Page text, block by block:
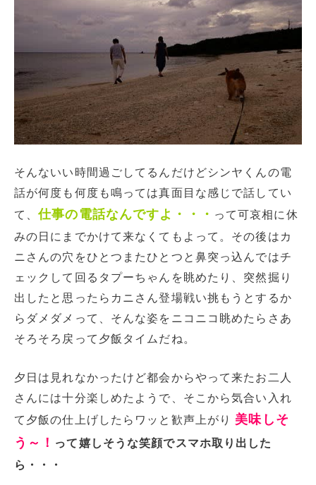
そんないい時間過ごしてるんだけどシンヤくんの電
話が何度も何度も鳴っては真面目な感じで話してい
て、仕事の電話なんですよ・・・ って可哀相に休
みの日にまでかけて来なくてもよって。その後はカ
ニさんの穴をひとつまたひとつと鼻突っ込んではチ
ェックして回るタプーちゃんを眺めたり、突然掘り
出したと思ったらカニさん登場戦い挑もうとするか
らダメダメって、そんな姿をニコニコ眺めたらさあ
そろそろ戻って夕飯タイムだね。
夕日は見れなかったけど都会からやって来たお二人
さんには十分楽しめたようで、そこから気合い入れ
て夕飯の仕上げしたらワッと歓声上がり 美味しそ
う～！ って嬉しそうな笑顔でスマホ取り出した
ら・・・